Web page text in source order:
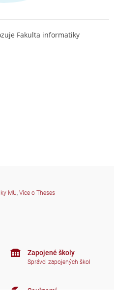
Fakulta informatiky
MU, Více o Theses
Zapojené školy
Správci zapojených škol
Soukromí